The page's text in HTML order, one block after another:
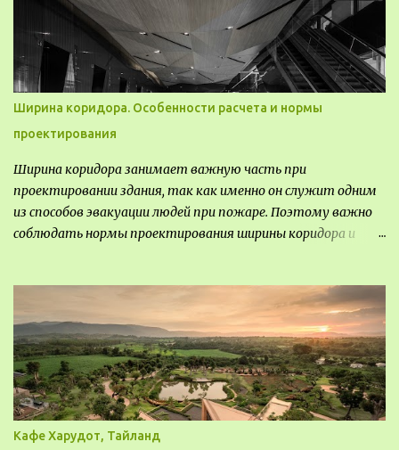
павильонов - показ экспозиции, с целью информации,
пропаганды, рекламы, внедрения новых технологий, обмен
опытом, привлечения внимания и т.д.
Ширина коридора. Особенности расчета и нормы
проектирования
Ширина коридора занимает важную часть при
проектировании здания, так как именно он служит одним
из способов эвакуации людей при пожаре. Поэтому важно
соблюдать нормы проектирования ширины коридора и
Кафе Харудот, Тайланд